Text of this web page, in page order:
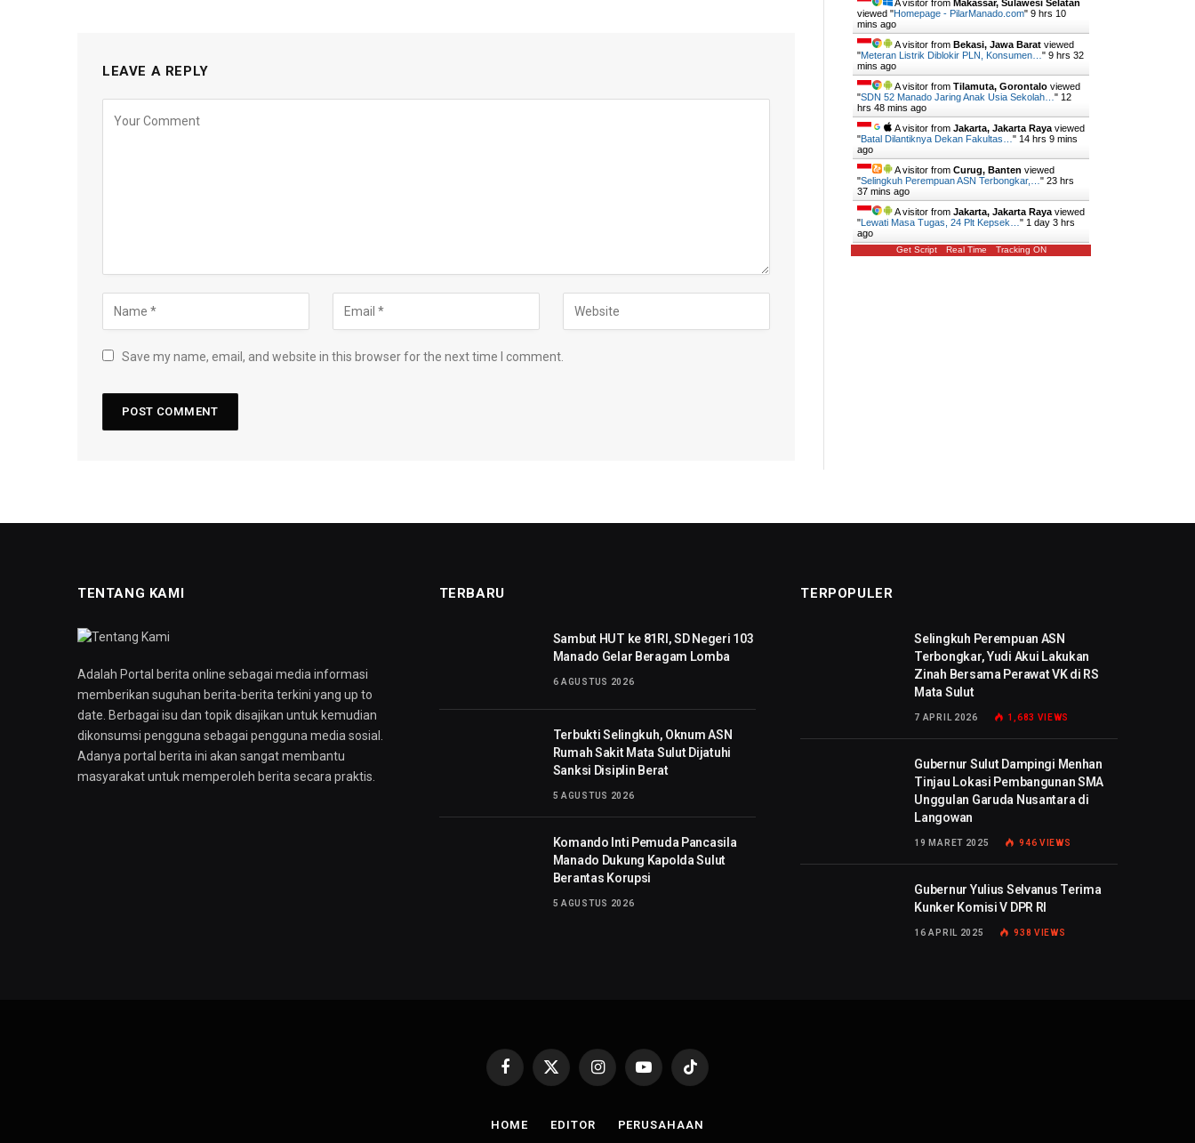
LEAVE A REPLY
Save my name, email, and website in this browser for the next time I comment.
A visitor from Makassar, Sulawesi Selatan
viewed "Homepage - PilarManado.com" 9 hrs 10
mins ago
A visitor from Bekasi, Jawa Barat viewed
"Meteran Listrik Diblokir PLN, Konsumen… " 9 hrs 32
mins ago
A visitor from Tilamuta, Gorontalo viewed
"SDN 52 Manado Jaring Anak Usia Sekolah… " 12
hrs 48 mins ago
A visitor from Jakarta, Jakarta Raya viewed
"Batal Dilantiknya Dekan Fakultas… " 14 hrs 9 mins
ago
A visitor from Curug, Banten viewed
"Selingkuh Perempuan ASN Terbongkar,… " 23 hrs
37 mins ago
A visitor from Jakarta, Jakarta Raya viewed
" Lewati Masa Tugas, 24 Plt Kepsek… " 1 day 3 hrs
ago
Get Script Real Time Tracking ON
TENTANG KAMI
Adalah Portal berita online sebagai media informasi
memberikan suguhan berita-berita terkini yang up to
date. Berbagai isu dan topik disajikan untuk kemudian
dikonsumsi pengguna sebagai pengguna media sosial.
Adanya portal berita ini akan sangat membantu
masyarakat untuk memperoleh berita secara praktis.
TERBARU
Sambut HUT ke 81RI, SD Negeri 103
Manado Gelar Beragam Lomba
6 AGUSTUS 2026
Terbukti Selingkuh, Oknum ASN
Rumah Sakit Mata Sulut Dijatuhi
Sanksi Disiplin Berat
5 AGUSTUS 2026
Komando Inti Pemuda Pancasila
Manado Dukung Kapolda Sulut
Berantas Korupsi
5 AGUSTUS 2026
TERPOPULER
Selingkuh Perempuan ASN
Terbongkar, Yudi Akui Lakukan
Zinah Bersama Perawat VK di RS
Mata Sulut
7 APRIL 2026 1,683 VIEWS
Gubernur Sulut Dampingi Menhan
Tinjau Lokasi Pembangunan SMA
Unggulan Garuda Nusantara di
Langowan
19 MARET 2025 946 VIEWS
Gubernur Yulius Selvanus Terima
Kunker Komisi V DPR RI
16 APRIL 2025 938 VIEWS
Facebook
X
InstagramYouTubeTikTok
HOME EDITOR PERUSAHAAN